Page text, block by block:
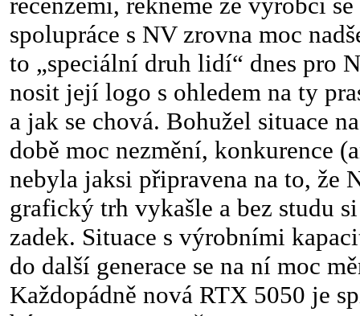
spolupráce s NV zrovna moc
to „speciální druh lidí“ dnes pro
nosit její logo s ohledem na ty
a jak se chová. Bohužel situace
době moc nezmění, konkurence
nebyla jaksi připravena na to, že
grafický trh vykašle a bez studu
zadek. Situace s výrobními
do další generace se na ní moc
Každopádně nová RTX 5050 je